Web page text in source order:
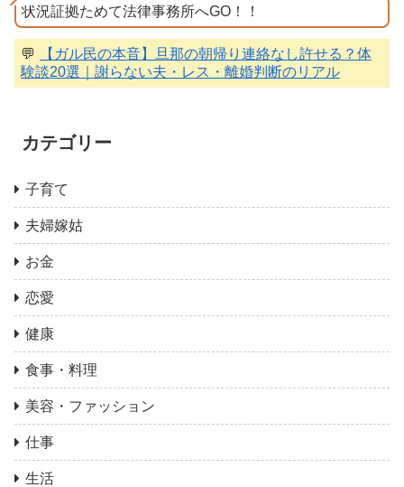
状況証拠ためて法律事務所へGO！！
💬
【ガル民の本音】旦那の朝帰り連絡なし許せる？体
験談20選｜謝らない夫・レス・離婚判断のリアル
カテゴリー
子育て
夫婦嫁姑
お金
恋愛
健康
食事・料理
美容・ファッション
仕事
生活